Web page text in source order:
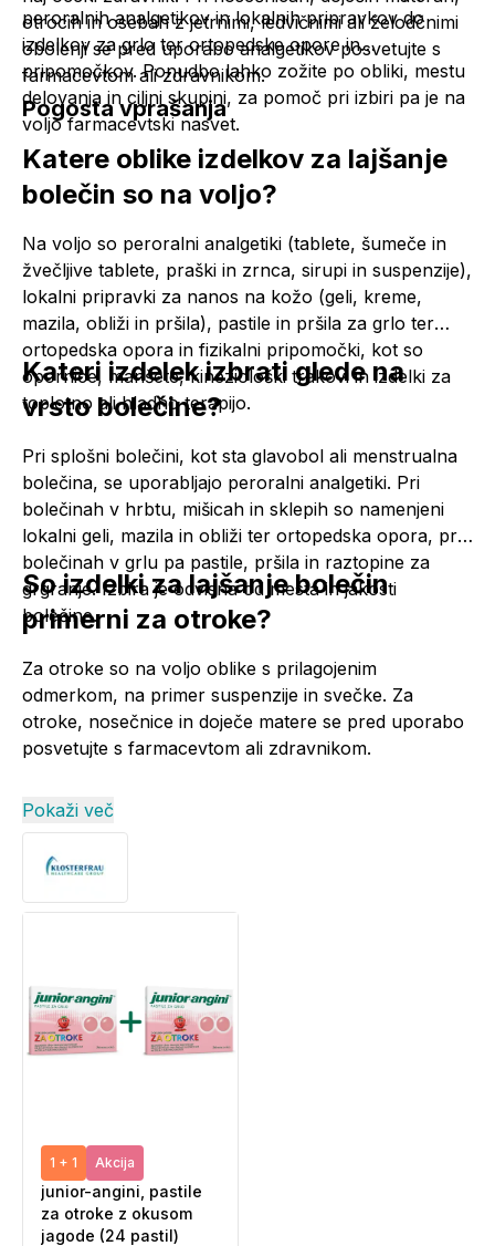
otrocih in osebah z jetrnimi, ledvičnimi ali želodčnimi
obolenji se pred uporaboanalgetikovposvetujte s
farmacevtom ali zdravnikom.
peroralnihanalgetikovin lokalnih pripravkov do
izdelkov za grlo ter ortopedske opore in
pripomočkov. Ponudbo lahko zožite po obliki, mestu
delovanja in ciljni skupini, za pomoč pri izbiri pa je na
voljo farmacevtski nasvet.
Pogosta vprašanja
Katere oblike izdelkov za lajšanje
bolečin so na voljo?
Na voljo so peroralni analgetiki (tablete, šumeče in
žvečljive tablete, praški in zrnca, sirupi in suspenzije),
lokalni pripravki za nanos na kožo (geli, kreme,
mazila, obliži in pršila), pastile in pršila za grlo ter
ortopedska opora in fizikalni pripomočki, kot so
opornice, manšete, kineziološki trakovi in izdelki za
toplotno ali hladno terapijo.
Kateri izdelek izbrati glede na
vrsto bolečine?
Pri splošni bolečini, kot sta glavobol ali menstrualna
bolečina, se uporabljajo peroralni analgetiki. Pri
bolečinah v hrbtu, mišicah in sklepih so namenjeni
lokalni geli, mazila in obliži ter ortopedska opora, pri
bolečinah v grlu pa pastile, pršila in raztopine za
grgranje. Izbira je odvisna od mesta in jakosti
bolečine.
So izdelki za lajšanje bolečin
primerni za otroke?
Za otroke so na voljo oblike s prilagojenim
odmerkom, na primer suspenzije in svečke. Za
otroke, nosečnice in doječe matere se pred uporabo
posvetujte s farmacevtom ali zdravnikom.
Pokaži več
1 + 1 Akcija
junior-angini, pastile
za otroke z okusom
jagode (24 pastil)